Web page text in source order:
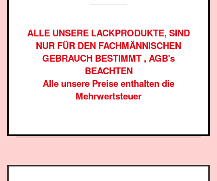
ALLE UNSERE LACKPRODUKTE, SIND
NUR FÜR DEN FACHMÄNNISCHEN
GEBRAUCH BESTIMMT , AGB's
BEACHTEN
Alle unsere Preise enthalten die
Mehrwertsteuer